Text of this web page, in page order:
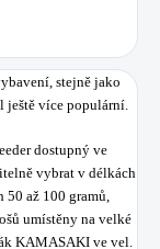
stejně jako
ještě více populární.
dostupný ve
vybrat v délkách
50 až 100 gramů,
umístěny na velké
KAMASAKI ve vel.